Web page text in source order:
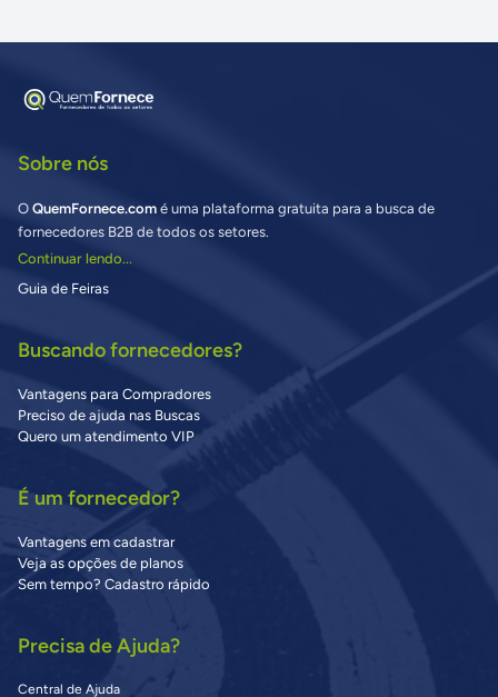
Sobre nós
O QuemFornece.com é uma plataforma gratuita para a busca de
fornecedores B2B de todos os setores.
Continuar lendo...
Guia de Feiras
Buscando fornecedores?
Vantagens para Compradores
Preciso de ajuda nas Buscas
Quero um atendimento VIP
É um fornecedor?
Vantagens em cadastrar
Veja as opções de planos
Sem tempo? Cadastro rápido
Precisa de Ajuda?
Central de Ajuda